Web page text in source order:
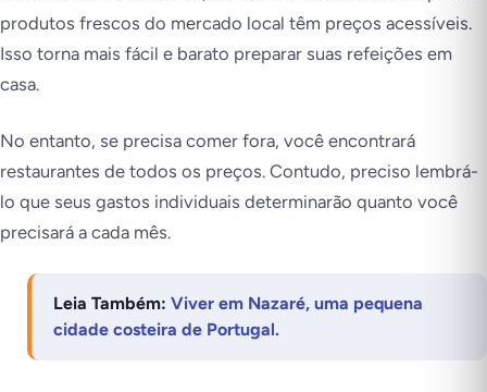
produtos frescos do mercado local têm preços acessíveis.
Isso torna mais fácil e barato preparar suas refeições em
casa.
No entanto, se precisa comer fora, você encontrará
restaurantes de todos os preços. Contudo, preciso lembrá-
lo que seus gastos individuais determinarão quanto você
precisará a cada mês.
Leia Também: Viver em Nazaré, uma pequena
cidade costeira de Portugal.